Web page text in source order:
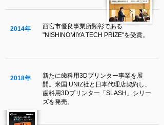
2014年
西宮市優良事業所顕彰である
"NISHINOMIYA TECH PRIZE"を受賞。
2018年
新たに歯科用3Dプリンター事業を展
開。米国 UNIZ社と日本代理店契約し、
歯科用3Dプリンター「SLASH」シリー
ズを発売。